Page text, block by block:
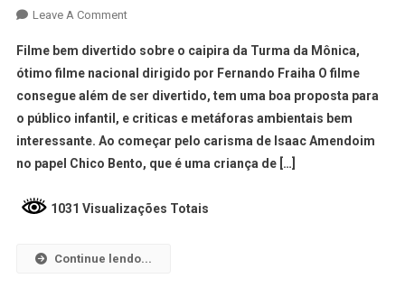
Leave A Comment
Filme bem divertido sobre o caipira da Turma da Mônica,
ótimo filme nacional dirigido por Fernando Fraiha O filme
consegue além de ser divertido, tem uma boa proposta para
o público infantil, e criticas e metáforas ambientais bem
interessante. Ao começar pelo carisma de Isaac Amendoim
no papel Chico Bento, que é uma criança de […]
1031 Visualizações Totais
Continue lendo...